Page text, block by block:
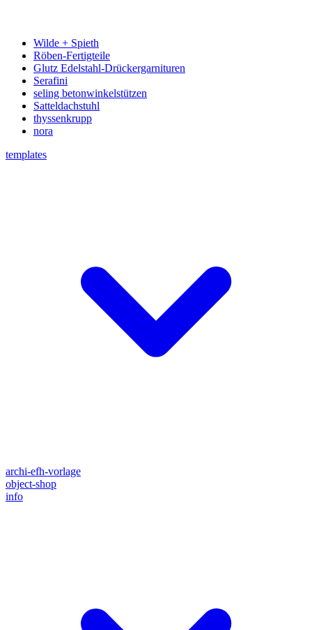
Wilde + Spieth
Röben-Fertigteile
Glutz Edelstahl-Drückergarnituren
Serafini
seling betonwinkelstützen
Satteldachstuhl
thyssenkrupp
nora
templates
archi-efh-vorlage
object-shop
info